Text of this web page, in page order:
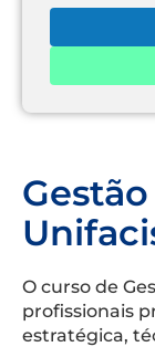
O curso de
profissionais
estratégica,